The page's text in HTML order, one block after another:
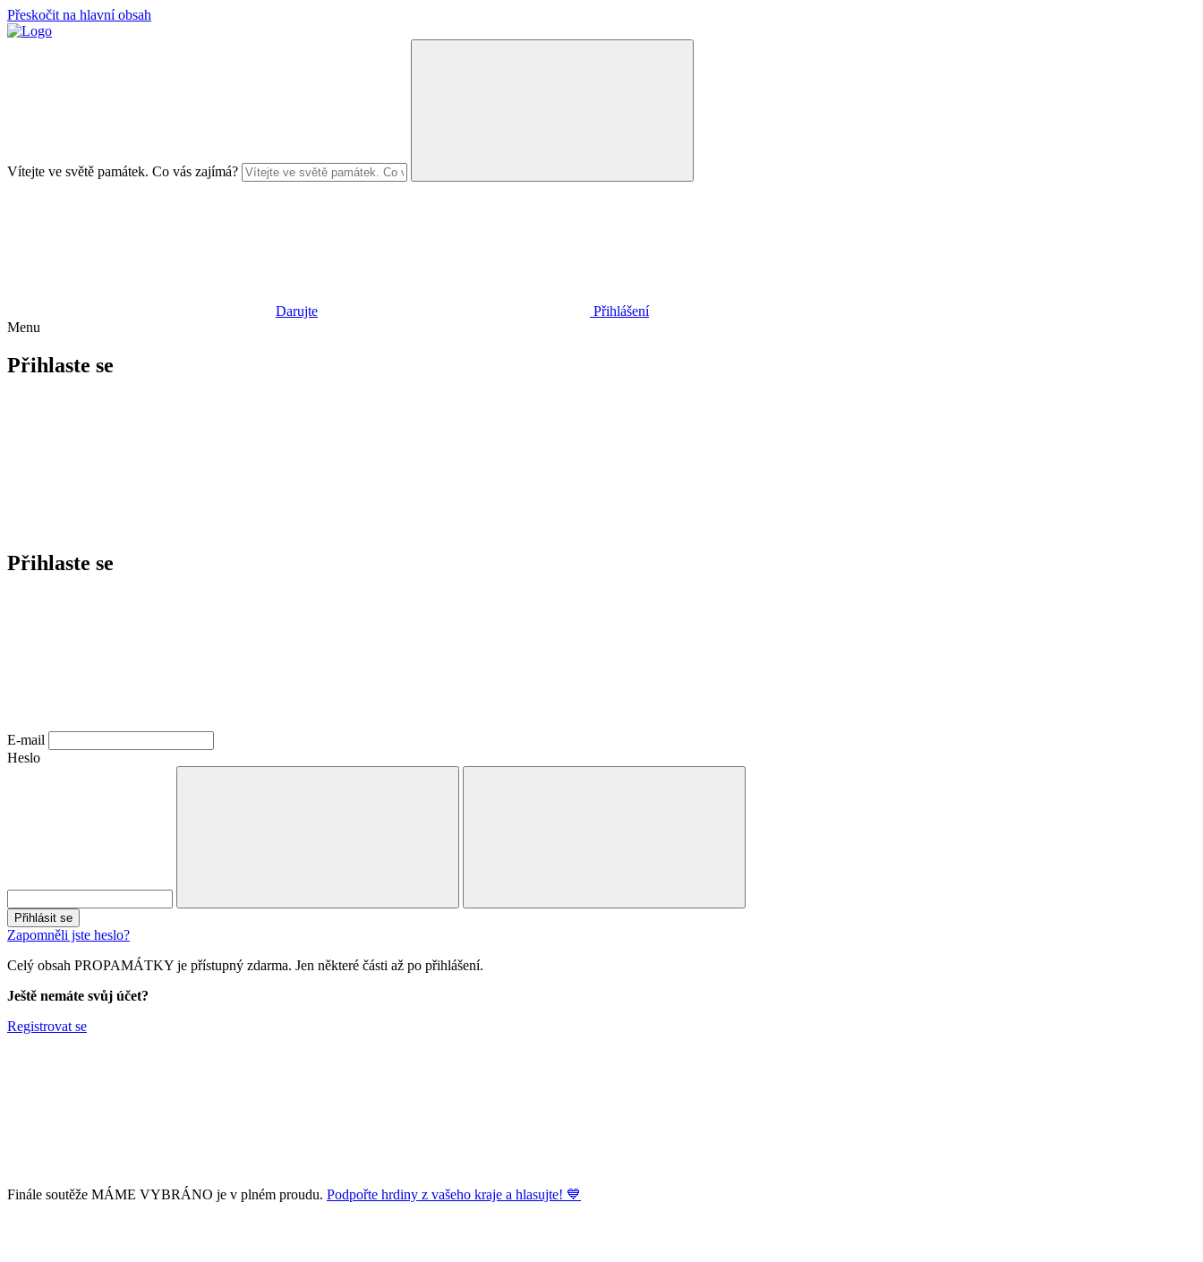
Přeskočit na hlavní obsah
Vítejte ve světě památek. Co vás zajímá?
Darujte
Přihlášení
Menu
Přihlaste se
Přihlaste se
E-mail
Heslo
Přihlásit se
Zapomněli jste heslo?
Celý obsah PROPAMÁTKY je přístupný zdarma. Jen některé části až po přihlášení.
Ještě nemáte svůj účet?
Registrovat se
Finále soutěže MÁME VYBRÁNO je v plném proudu. Podpořte hrdiny z vašeho kraje a hlasujte! 💙